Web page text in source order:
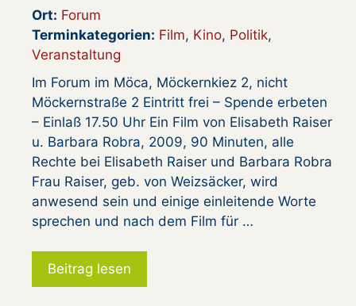
Ort: Forum
Terminkategorien: Film, Kino, Politik,
Veranstaltung
Im Forum im Möca, Möckernkiez 2, nicht
Möckernstraße 2 Eintritt frei – Spende erbeten
– Einlaß 17.50 Uhr Ein Film von Elisabeth Raiser
u. Barbara Robra, 2009, 90 Minuten, alle
Rechte bei Elisabeth Raiser und Barbara Robra
Frau Raiser, geb. von Weizsäcker, wird
anwesend sein und einige einleitende Worte
sprechen und nach dem Film für …
Beitrag lesen